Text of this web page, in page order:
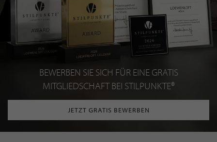
BEWERBEN SIE SICH FÜR EINE GRATIS
MITGLIEDSCHAFT BEI STILPUNKTE®
JETZT GRATIS BEWERBEN